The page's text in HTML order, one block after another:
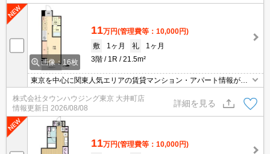
画像：16枚
11万円(管理費等：10,000円)
敷
1ヶ月 礼
1ヶ月
3階
1R 21.5m²
東京を中心に関東人気エリアの賃貸マンション・アパート情報が豊
アパートをお探しします！
株式会社タウンハウジング東京 大井町店
情報更新日 2026/08/08
詳細を見る
11万円(管理費等：10,000円)